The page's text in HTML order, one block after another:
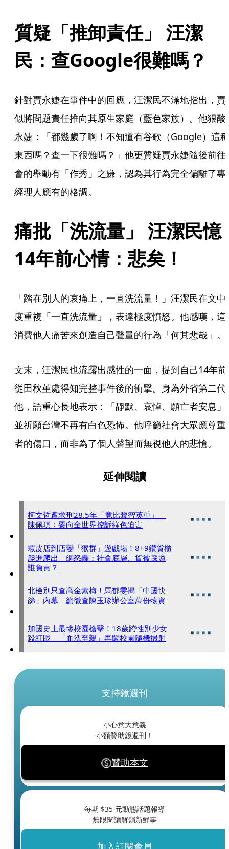
質疑「推卸責任」 汪潔
民：查Google很難嗎？
針對賈永婕在事件中的回應，汪潔民不滿地指出，賈
似將問題責任推向其原生家庭（藍色家族）。他狠酸
永婕：「都幾歲了啊！不知道有谷歌（Google）這種
東西嗎？查一下很難嗎？」他更質疑賈永婕隨後前往
會的舉動有「作秀」之嫌，認為其行為完全偏離了專
經理人應有的格調。
痛批「洗流量」 汪潔民憶
14年前心情：悲矣！
「踏在別人的哀痛上，一直洗流量！」汪潔民在文中
度重複「一直洗流量」，表達極度憤怒。他感嘆，這
消費他人痛苦來創造自己聲量的行為「何其悲哉」。
文末，汪潔民也流露出感性的一面，提到自己14年前
從田秋堇處得知完整事件後的衝擊。身為外省第二代
他，語重心長地表示：「靜默、哀悼、願亡者安息」
並祈願台灣不再有白色恐怖。他呼籲社會大眾應尊重
者的傷口，而非為了個人聲望而無視他人的悲愴。
延伸閱讀
柯文哲遭求刑28.5年「竟比黎智英重」
陳佩琪：要向全世界控訴綠色迫害
蝦皮店到店變「猴群」遊戲場！8+9鑽貨櫃
爬進爬出 網怒轟：社會底層、貨被踩壞
誰負責？
北檢別只查高金素梅！馬郁雯揭「中國快
篩」內幕 籲徹查陳玉珍辦公室萬份物資
加國史上最慘校園槍擊！18歲跨性別少女
殺紅眼 「血洗至親」再闖校園隨機掃射
支持鏡週刊
小心意大意義
小額贊助鏡週刊！
贊助本文
每期 $35 元動態話題報導
無限閱讀解鎖新鮮事
加入訂閱會員